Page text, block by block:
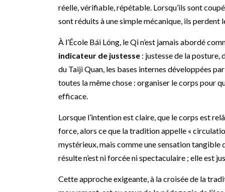
réelle, vérifiable, répétable. Lorsqu’ils sont
sont réduits à une simple mécanique, ils perdent
À l’École Bái Lóng, le Qi n’est jamais abordé
indicateur de justesse : justesse de la posture,
du Taiji Quan, les bases internes développées
toutes la même chose : organiser le corps pour
efficace.
Lorsque l’intention est claire, que le corps est
force, alors ce que la tradition appelle «
mystérieux, mais comme une sensation
résulte n’est ni forcée ni spectaculaire ; elle est
Cette approche exigeante, à la croisée de la